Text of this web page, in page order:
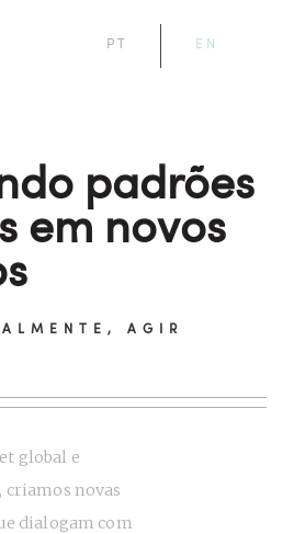
PT EN
padrões
em novos
AGIR
global e
novas
dialogam com